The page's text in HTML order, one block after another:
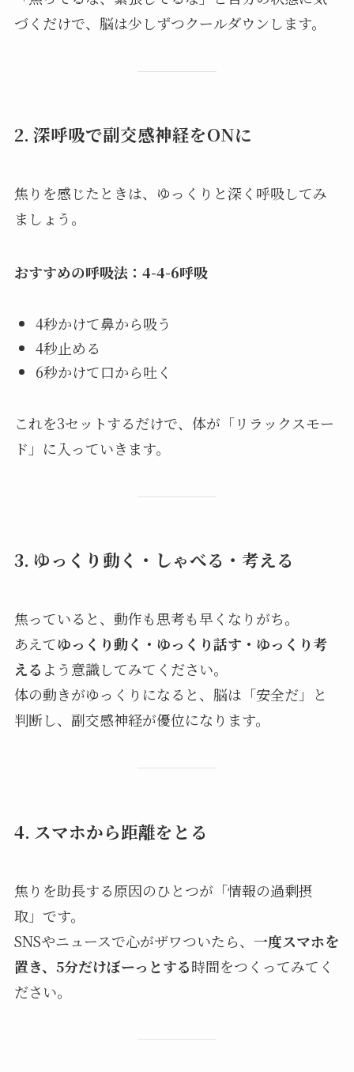
づくだけで、脳は少しずつクールダウンします。
2. 深呼吸で副交感神経をONに
焦りを感じたときは、ゆっくりと深く呼吸してみ
ましょう。
おすすめの呼吸法：4-4-6呼吸
4秒かけて鼻から吸う
4秒止める
6秒かけて口から吐く
これを3セットするだけで、体が「リラックスモー
ド」に入っていきます。
3. ゆっくり動く・しゃべる・考える
焦っていると、動作も思考も早くなりがち。
あえてゆっくり動く・ゆっくり話す・ゆっくり考
える よう意識してみてください。
体の動きがゆっくりになると、脳は「安全だ」と
判断し、副交感神経が優位になります。
4. スマホから距離をとる
焦りを助長する原因のひとつが「情報の過剰摂
取」です。
SNSやニュースで心がザワついたら、 一度スマホを
置き、5分だけぼーっとする時間をつくってみてく
ださい。